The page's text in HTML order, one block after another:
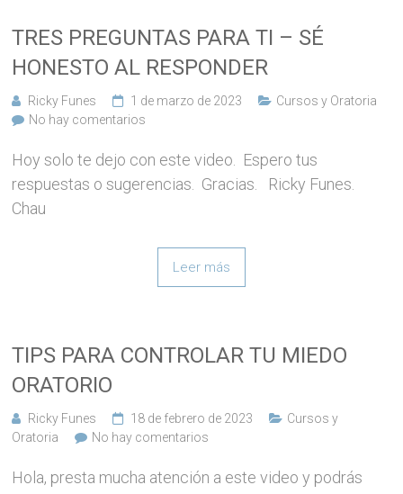
TRES PREGUNTAS PARA TI – SÉ
HONESTO AL RESPONDER
Ricky Funes 1 de marzo de 2023
Cursos y Oratoria
No hay comentarios
Hoy solo te dejo con este video. Espero tus
respuestas o sugerencias. Gracias. Ricky Funes.
Chau
Leer más
TIPS PARA CONTROLAR TU MIEDO
ORATORIO
Ricky Funes 18 de febrero de 2023
Cursos y
Oratoria
No hay comentarios
Hola, presta mucha atención a este video y podrás